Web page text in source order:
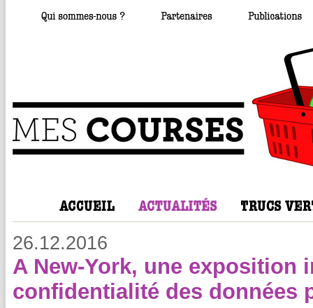
26.12.2016
A New-York, une exposition
confidentialité des données